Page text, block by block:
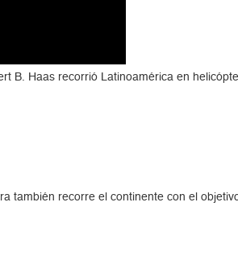
B. Haas recorrió Latinoamérica en
también recorre el continente con el